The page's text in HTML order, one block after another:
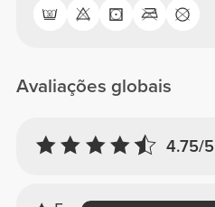
Avaliações globais
4.75/5